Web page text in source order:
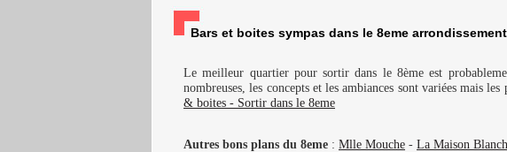
Bars et boites sympas dans le 8eme
Le meilleur quartier pour sortir dans le 8ème est
nombreuses, les concepts et les ambiances sont variées mais
& boites - Sortir dans le 8eme
Autres bons plans du 8eme : Mlle Mouche - La Maison